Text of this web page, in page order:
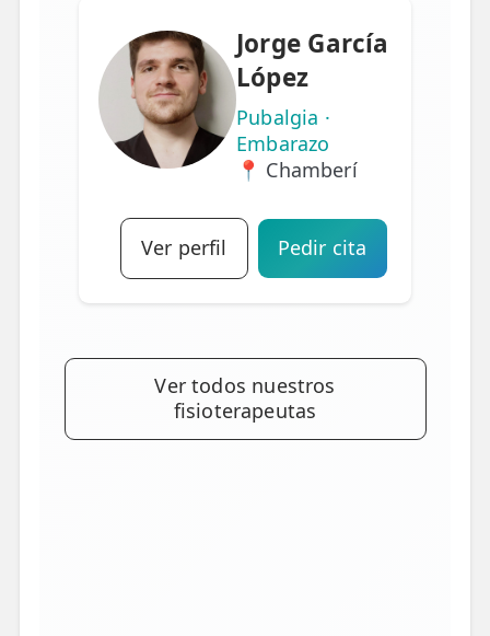
Jorge García
López
Pubalgia ·
Embarazo
📍 Chamberí
Ver perfil Pedir cita
Ver todos nuestros
fisioterapeutas